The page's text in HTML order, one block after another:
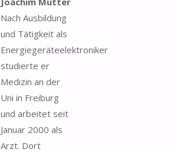
Nach Ausbildung
und Tätigkeit als
Energiegeräteelektroniker
studierte er
Medizin an der
Uni in Freiburg
und arbeitet seit
Januar 2000 als
Arzt. Dort